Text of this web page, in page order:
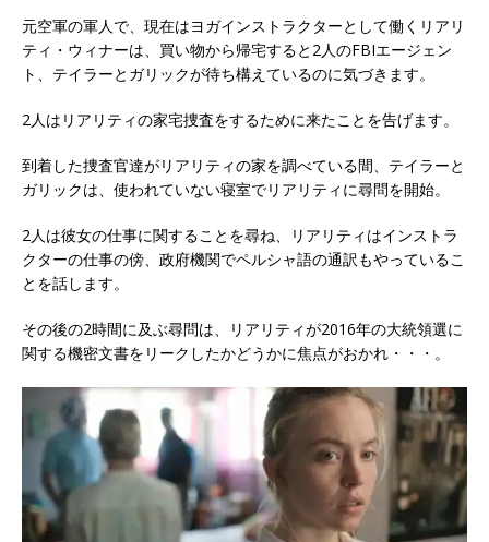
元空軍の軍人で、現在はヨガインストラクターとして働くリアリ
ティ・ウィナーは、買い物から帰宅すると2人のFBIエージェン
ト、テイラーとガリックが待ち構えているのに気づきます。
2人はリアリティの家宅捜査をするために来たことを告げます。
到着した捜査官達がリアリティの家を調べている間、テイラーと
ガリックは、使われていない寝室でリアリティに尋問を開始。
2人は彼女の仕事に関することを尋ね、リアリティはインストラ
クターの仕事の傍、政府機関でペルシャ語の通訳もやっているこ
とを話します。
その後の2時間に及ぶ尋問は、リアリティが2016年の大統領選に
関する機密文書をリークしたかどうかに焦点がおかれ・・・。